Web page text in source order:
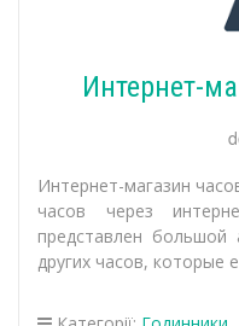
Интернет-
Интернет-магазин
часов через
представлен большой
других часов, которые